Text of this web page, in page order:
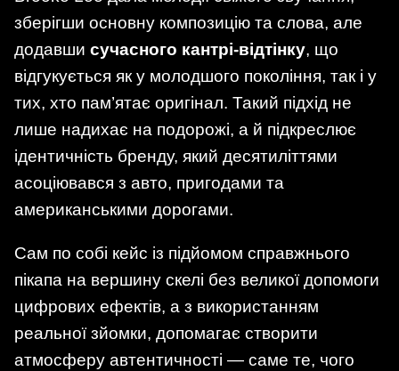
зберігши основну композицію та слова, але
додавши сучасного кантрі-відтінку, що
відгукується як у молодшого покоління, так і у
тих, хто пам’ятає оригінал. Такий підхід не
лише надихає на подорожі, а й підкреслює
ідентичність бренду, який десятиліттями
асоціювався з авто, пригодами та
американськими дорогами.
Сам по собі кейс із підйомом справжнього
пікапа на вершину скелі без великої допомоги
цифрових ефектів, а з використанням
реальної зйомки, допомагає створити
атмосферу автентичності — саме те, чого